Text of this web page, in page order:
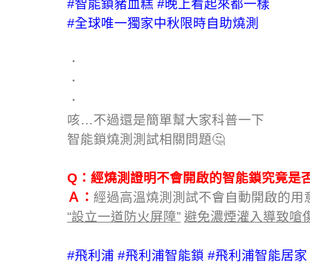
#智能鎖豬血糕 #晚上看起來都一樣
#全球唯一獨家中秋限時自助燒測
．
．
．
咳…不過還是簡單幫大家科普一下
智能鎖燒測測試相關問題🤔
Q：經燒測證明不會開啟的智能鎖究竟是
Ａ： 經過高溫燒測測試不會自動開啟的用
“設立一道防火屏障” 避免濃煙灌入導致嗆
#飛利浦 #飛利浦智能鎖 #飛利浦智能居家